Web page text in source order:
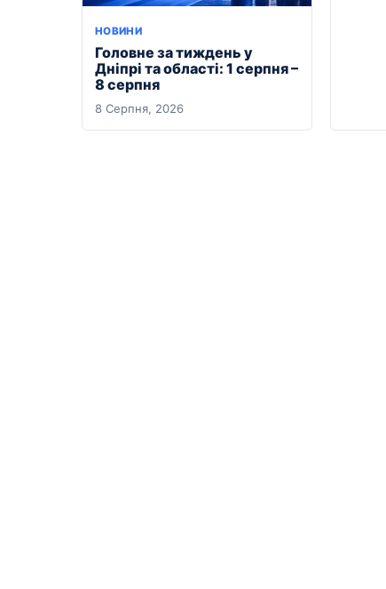
НОВИНИ
Головне за тиждень у
Дніпрі та області: 1 серпня –
8 серпня
8 Серпня, 2026